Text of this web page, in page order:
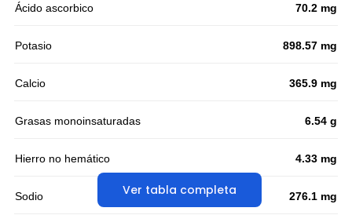
Ver tabla completa
Ácido ascorbico 70.2 mg
Potasio 898.57 mg
Calcio 365.9 mg
Grasas monoinsaturadas 6.54 g
Hierro no hemático 4.33 mg
Sodio 276.1 mg